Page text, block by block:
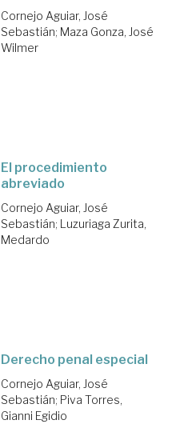
Cornejo Aguiar, José
Sebastián; Maza Gonza, José
Wilmer
El procedimiento
abreviado
Cornejo Aguiar, José
Sebastián; Luzuriaga Zurita,
Medardo
Derecho penal especial
Cornejo Aguiar, José
Sebastián; Piva Torres,
Gianni Egidio